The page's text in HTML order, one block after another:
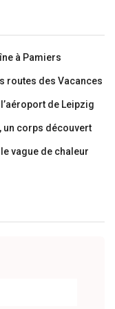
à Pamiers
routes des Vacances
de Leipzig
un corps découvert
vague de chaleur